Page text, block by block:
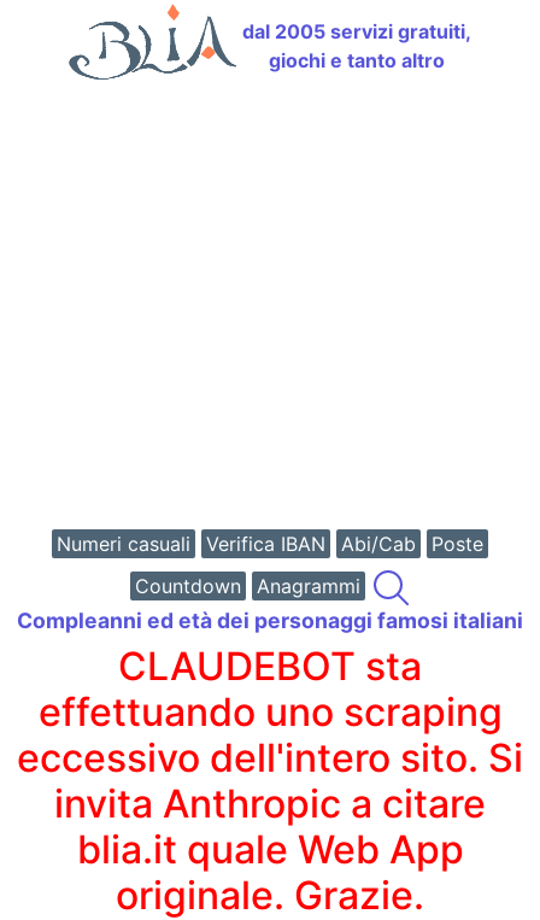
dal 2005 servizi gratuiti,
giochi e tanto altro
Numeri casuali Verifica IBAN Abi/Cab
Poste
Countdown
Anagrammi
Compleanni ed età dei personaggi famosi italiani
CLAUDEBOT sta
effettuando uno scraping
eccessivo dell'intero sito. Si
invita Anthropic a citare
blia.it quale Web App
originale. Grazie.